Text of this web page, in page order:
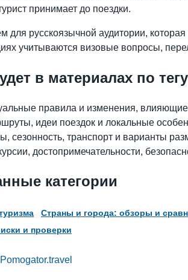
принимает до поездки.
для русскоязычной аудитории,
учитываются визовые вопросы,
в материалах по тегу
правила и изменения, влияющие
идеи поездок и локальные
сезонность, транспорт и варианты
достопримечательности,
категории
Страны и города: обзоры и
и проверки